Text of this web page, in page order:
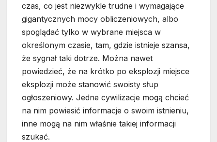
czas, co jest niezwykle trudne i wymagające
gigantycznych mocy obliczeniowych, albo
spoglądać tylko w wybrane miejsca w
określonym czasie, tam, gdzie istnieje szansa,
że sygnał taki dotrze. Można nawet
powiedzieć, że na krótko po eksplozji miejsce
eksplozji może stanowić swoisty słup
ogłoszeniowy. Jedne cywilizacje mogą chcieć
na nim powiesić informacje o swoim istnieniu,
inne mogą na nim właśnie takiej informacji
szukać.